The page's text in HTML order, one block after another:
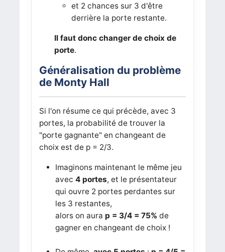
et 2 chances sur 3 d'être
derrière la porte restante.
Il faut donc changer de choix de
porte.
Généralisation du problème
de Monty Hall
Si l'on résume ce qui précède, avec 3
portes, la probabilité de trouver la
"porte gagnante" en changeant de
choix est de p = 2/3.
Imaginons maintenant le même jeu
avec 4 portes, et le présentateur
qui ouvre 2 portes perdantes sur
les 3 restantes,
alors on aura p = 3/4 = 75% de
gagner en changeant de choix !